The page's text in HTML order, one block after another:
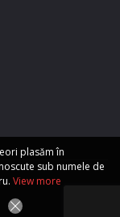
plasăm în
sub numele de
View more